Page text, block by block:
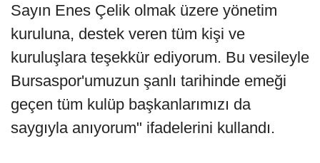
Sayın Enes Çelik olmak üzere yönetim
kuruluna, destek veren tüm kişi ve
kuruluşlara teşekkür ediyorum. Bu vesileyle
Bursaspor'umuzun şanlı tarihinde emeği
geçen tüm kulüp başkanlarımızı da
saygıyla anıyorum" ifadelerini kullandı.